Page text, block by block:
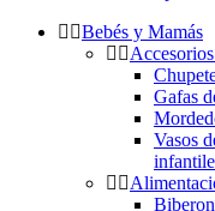
Bebés y Mamás
Gafas
Vasos